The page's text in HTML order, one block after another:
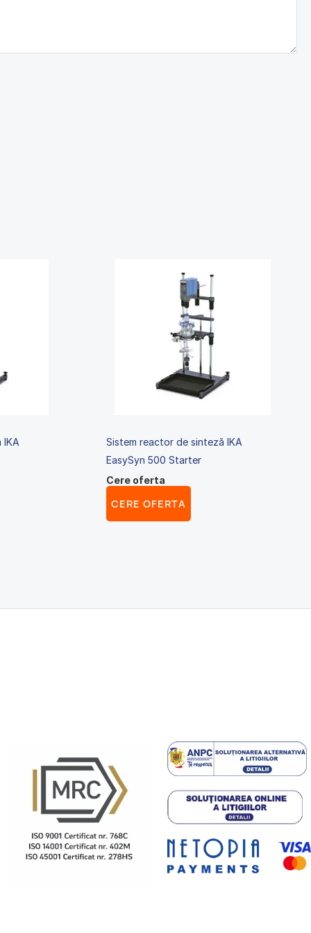
IKA
Sistem reactor de sinteză IKA
EasySyn 500 Starter
Cere oferta
CERE OFERTA